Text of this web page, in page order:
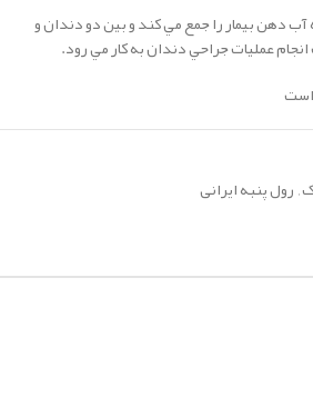
دهن بيمار را جمع مي كند و بين دو دندان و
عمليات جراحي دندان به كار مي رود.
,رول پنبه ایرانی